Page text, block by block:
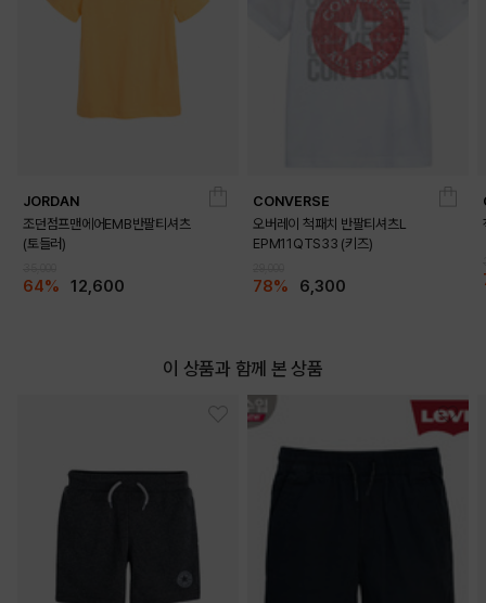
DETAILS
JORDAN
조던점프맨에어EMB반팔티셔츠
(토들러)
64% 12,600
CONVERSE
오버레이 척패치 반팔티셔츠L
EPM11QTS33 (키즈)
78% 6,300
이 상품과 함께 본 상품